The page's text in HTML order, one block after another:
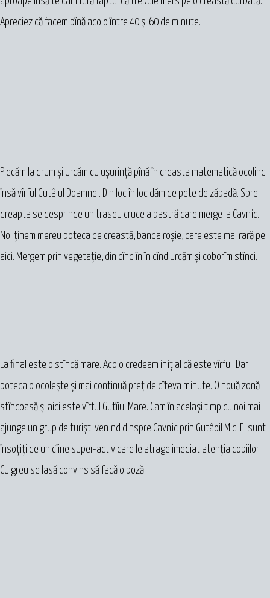
Apreciez că facem pînă acolo între 40 și 60 de minute.
Plecăm la drum și urcăm cu ușurință pînă în creasta matematică ocolind
însă vîrful Gutâiul Doamnei. Din loc în loc dăm de pete de zăpadă. Spre
dreapta se desprinde un traseu cruce albastră care merge la Cavnic.
Noi ținem mereu poteca de creastă, banda roșie, care este mai rară pe
aici. Mergem prin vegetație, din cînd în în cînd urcăm și coborîm stînci.
La final este o stîncă mare. Acolo credeam inițial că este vîrful. Dar
poteca o ocolește și mai continuă preț de cîteva minute. O nouă zonă
stîncoasă și aici este vîrful Gutîiul Mare. Cam în același timp cu noi mai
ajunge un grup de turiști venind dinspre Cavnic prin Gutâoil Mic. Ei sunt
însoțiți de un cîine super-activ care le atrage imediat atenția copiilor.
Cu greu se lasă convins să facă o poză.